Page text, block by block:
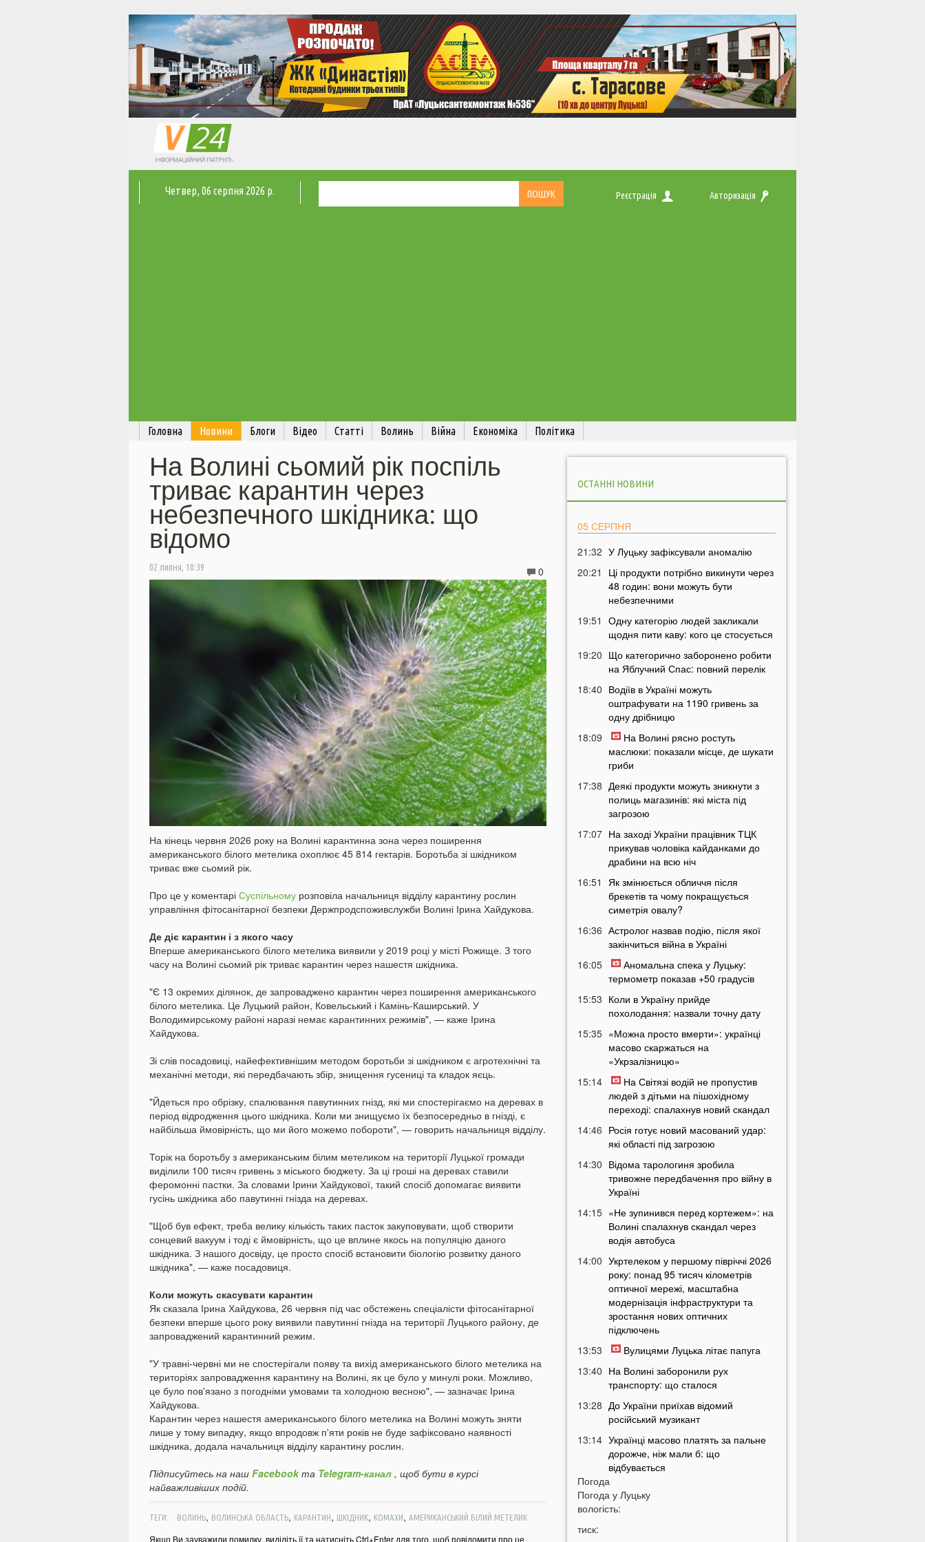
Четвер, 06 серпня 2026 р. Реєстрація Авторизація
Головна Новини Блоги Відео Статті Волинь Війна Економіка Політика
На Волині сьомий рік поспіль
триває карантин через
небезпечного шкідника: що
відомо
02 липня, 10:39 0
На кінець червня 2026 року на Волині карантинна зона через поширення
американського білого метелика охоплює 45 814 гектарів. Боротьба зі шкідником
триває вже сьомий рік.
Про це у коментарі Суспільному розповіла начальниця відділу карантину рослин
управління фітосанітарної безпеки Держпродспоживслужби Волині Ірина Хайдукова.
Де діє карантин і з якого часу
Вперше американського білого метелика виявили у 2019 році у місті Рожище. З того
часу на Волині сьомий рік триває карантин через нашестя шкідника.
"Є 13 окремих ділянок, де запроваджено карантин через поширення американського
білого метелика. Це Луцький район, Ковельський і Камінь-Каширський. У
Володимирському районі наразі немає карантинних режимів", — каже Ірина
Хайдукова.
Зі слів посадовиці, найефективнішим методом боротьби зі шкідником є агротехнічні та
механічні методи, які передбачають збір, знищення гусениці та кладок яєць.
"Йдеться про обрізку, спалювання павутинних гнізд, які ми спостерігаємо на деревах в
період відродження цього шкідника. Коли ми знищуємо їх безпосередньо в гнізді, є
найбільша ймовірність, що ми його можемо побороти", — говорить начальниця відділу.
Торік на боротьбу з американським білим метеликом на території Луцької громади
виділили 100 тисяч гривень з міського бюджету. За ці гроші на деревах ставили
феромонні пастки. За словами Ірини Хайдукової, такий спосіб допомагає виявити
гусінь шкідника або павутинні гнізда на деревах.
"Щоб був ефект, треба велику кількість таких пасток закуповувати, щоб створити
сонцевий вакуум і тоді є ймовірність, що це вплине якось на популяцію даного
шкідника. З нашого досвіду, це просто спосіб встановити біологію розвитку даного
шкідника", — каже посадовиця.
Коли можуть скасувати карантин
Як сказала Ірина Хайдукова, 26 червня під час обстежень спеціалісти фітосанітарної
безпеки вперше цього року виявили павутинні гнізда на території Луцького району, де
запроваджений карантинний режим.
"У травні-червні ми не спостерігали появу та вихід американського білого метелика на
територіях запровадження карантину на Волині, як це було у минулі роки. Можливо,
це було пов'язано з погодніми умовами та холодною весною", — зазначає Ірина
Хайдукова.
Карантин через нашестя американського білого метелика на Волині можуть зняти
лише у тому випадку, якщо впродовж п'яти років не буде зафіксовано наявності
шкідника, додала начальниця відділу карантину рослин.
Підписуйтесь на наш Facebookта Telegram-канал , щоб бути в курсі
найважливіших подій.
ТЕГИ: ВОЛИНЬ, ВОЛИНСЬКА ОБЛАСТЬ, КАРАНТИН, ШКІДНИК, КОМАХИ, АМЕРИКАНСЬКИЙ БІЛИЙ МЕТЕЛИК
Якщо Ви зауважили помилку, виділіть її та натисніть Ctrl+Enter для того, щоб повідомити про це
ОСТАННІ НОВИНИ
05 СЕРПНЯ
21:32 У Луцьку зафіксували аномалію
20:21
Ці продукти потрібно викинути через
48 годин: вони можуть бути
небезпечними
19:51
Одну категорію людей закликали
щодня пити каву: кого це стосується
19:20 Що категорично заборонено робити
на Яблучний Спас: повний перелік
18:40 Водіїв в Україні можуть
оштрафувати на 1190 гривень за
одну дрібницю
18:09
На Волині рясно ростуть
маслюки: показали місце, де шукати
гриби
17:38 Деякі продукти можуть зникнути з
полиць магазинів: які міста під
загрозою
17:07 На заході України працівник ТЦК
прикував чоловіка кайданками до
драбини на всю ніч
16:51
Як змінюється обличчя після
брекетів та чому покращується
симетрія овалу?
16:36 Астролог назвав подію, після якої
закінчиться війна в Україні
16:05
Аномальна спека у Луцьку:
термометр показав +50 градусів
15:53 Коли в Україну прийде
похолодання: назвали точну дату
15:35 «Можна просто вмерти»: українці
масово скаржаться на
«Укрзалізницю»
15:14
На Світязі водій не пропустив
людей з дітьми на пішохідному
переході: спалахнув новий скандал
14:46 Росія готує новий масований удар:
які області під загрозою
14:30 Відома тарологиня зробила
тривожне передбачення про війну в
Україні
14:15 «Не зупинився перед кортежем»: на
Волині спалахнув скандал через
водія автобуса
14:00 Укртелеком у першому півріччі 2026
року: понад 95 тисяч кілометрів
оптичної мережі, масштабна
модернізація інфраструктури та
зростання нових оптичних
підключень
13:53
Вулицями Луцька літає папуга
13:40 На Волині заборонили рух
транспорту: що сталося
13:28 До України приїхав відомий
російський музикант
13:14 Українці масово платять за пальне
дорожче, ніж мали б: що
відбувається
12:45 Українців попередили про
повернення графіків відключень
світла
12:26
Погода
Погода у Луцьку
вологість:
тиск: